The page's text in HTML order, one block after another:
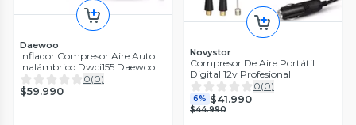
Daewoo
Inflador Compresor Aire Auto
Inalámbrico Dwci155 Daewoo
12v
0(0)
$59.990
Novystor
Compresor De Aire Portátil
Digital 12v Profesional
0(0)
6% $41.990
$44.990